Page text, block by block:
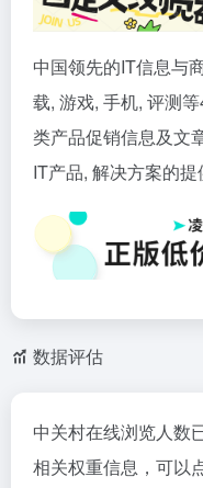
中国领先的IT信息与
载, 游戏, 手机, 评测
类产品促销信息及文
IT产品, 解决方案的
数据评估
中关村在线浏览人数
相关权重信息，可以